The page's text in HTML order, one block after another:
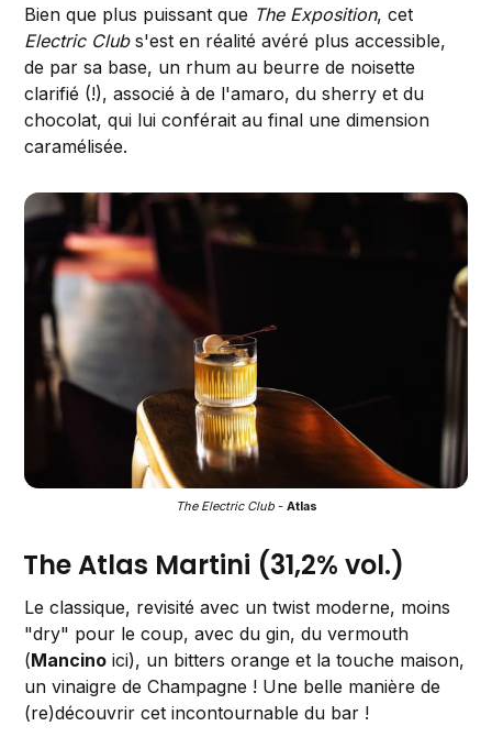
Bien que plus puissant que The Exposition, cet
Electric Clubs'est en réalité avéré plus accessible,
de par sa base, un rhum au beurre de noisette
clarifié (!), associé à de l'amaro, du sherry et du
chocolat, qui lui conférait au final une dimension
caramélisée.
The Electric Club - Atlas
The Atlas Martini (31,2% vol.)
Le classique, revisité avec un twist moderne, moins
"dry" pour le coup, avec du gin, du vermouth
(Mancino ici), un bitters orange et la touche maison,
un vinaigre de Champagne ! Une belle manière de
(re)découvrir cet incontournable du bar !